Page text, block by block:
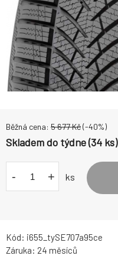
Běžná cena: 5 677Kč(-40%)
Skladem do týdne (34 ks)
- + ks
Kód: i655_tySE707a95ce
Záruka: 24 měsíců